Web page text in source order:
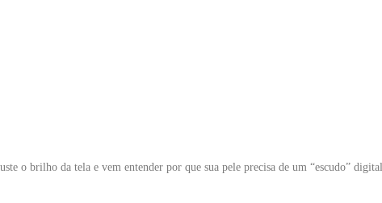
o brilho da tela e vem entender por que sua pele precisa de um “escudo” digital.